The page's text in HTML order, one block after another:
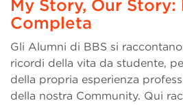
My Story, Our Story:
Completa
Gli Alumni di BBS si
ricordi della vita da studente,
della propria esperienza
della nostra Community. Qui